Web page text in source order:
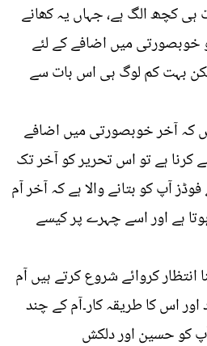
ہی کچھ الگ ہے، جہاں یہ کھانے
خوبصورتی میں اضافے کے لئے
بہت کم لوگ ہی اس بات سے
کہ آخر خوبصورتی میں اضافے
کرنا ہے تو اس تحریر کو آخر تک
آپ کو بتانے والا ہے کہ آخر آم
ہے اور اسے چہرے پر کیسے
انتظار کروائے شروع کرتے ہیں آم
اس کا طریقہ کار۔آم کے چند
کو حسین اور دلکش